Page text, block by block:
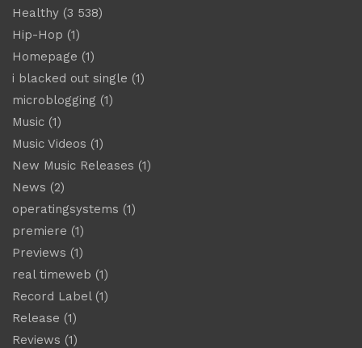
Healthy (3 538)
Hip-Hop (1)
Homepage (1)
i blacked out single (1)
microblogging (1)
Music (1)
Music Videos (1)
New Music Releases (1)
News (2)
operatingsystems (1)
premiere (1)
Previews (1)
real timeweb (1)
Record Label(1)
Release (1)
Reviews (1)